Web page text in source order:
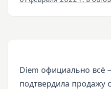
Diem официально всё
подтвердила продажу